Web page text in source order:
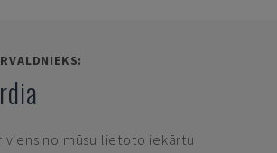
viens no mūsu lietoto iekārtu